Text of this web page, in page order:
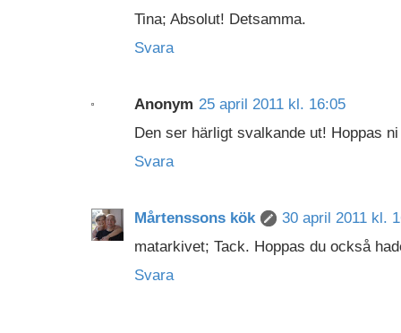
Tina; Absolut! Detsamma.
Svara
Anonym 25 april 2011 kl. 16:05
Den ser härligt svalkande ut! Hoppas
Svara
Mårtenssons kök
30 april 2011 kl.
matarkivet; Tack. Hoppas du också
Svara